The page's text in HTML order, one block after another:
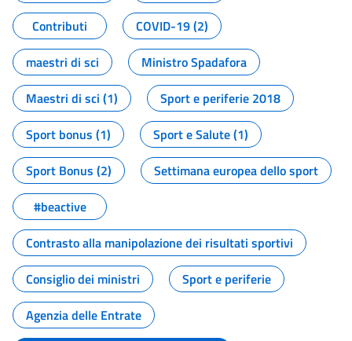
Contributi
COVID-19 (2)
maestri di sci
Ministro Spadafora
Maestri di sci (1)
Sport e periferie 2018
Sport bonus (1)
Sport e Salute (1)
Sport Bonus (2)
Settimana europea dello sport
#beactive
Contrasto alla manipolazione dei risultati sportivi
Consiglio dei ministri
Sport e periferie
Agenzia delle Entrate